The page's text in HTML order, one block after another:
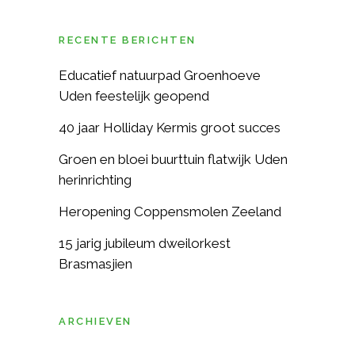
RECENTE BERICHTEN
Educatief natuurpad Groenhoeve
Uden feestelijk geopend
40 jaar Holliday Kermis groot succes
Groen en bloei buurttuin flatwijk Uden
herinrichting
Heropening Coppensmolen Zeeland
15 jarig jubileum dweilorkest
Brasmasjien
ARCHIEVEN